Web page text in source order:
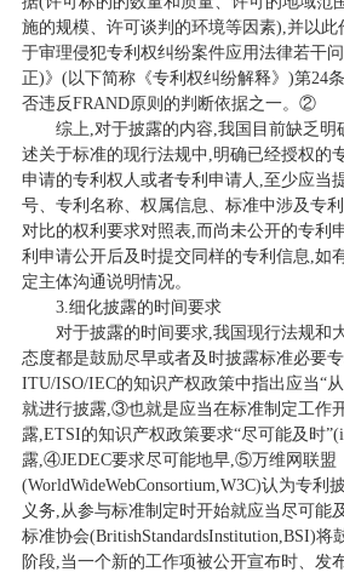
施的规模、许可谈判的环境等因素),并以
于审理侵犯专利权纠纷案件应用法律若干
正)》(以下简称《专利权纠纷解释》)第24
否违反FRAND原则的判断依据之一。②
综上,对于披露的内容,我国目前缺乏明
述关于标准的现行法规中,明确已经授权的
申请的专利权人或者专利申请人,至少应当
号、专利名称、权属信息、标准中涉及专
对比的权利要求对照表,而尚未公开的专利
利申请公开后及时提交同样的专利信息,如
定主体沟通说明情况。
3.细化披露的时间要求
对于披露的时间要求,我国现行法规和
态度都是鼓励尽早或者及时披露标准必要
ITU/ISO/IEC的知识产权政策中指出应当“从
就进行披露,③也就是应当在标准制定工作
露,ETSI的知识产权政策要求“尽可能及时
露,④JEDEC要求尽可能地早,⑤万维网联盟
(WorldWideWebConsortium,W3C)认为专利
义务,从参与标准制定时开始就应当尽可能
标准协会(BritishStandardsInstitution,BSI)
阶段,当一个新的工作项被公开宣布时、发